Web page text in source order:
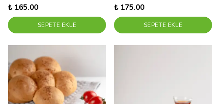
₺ 165.00
SEPETE EKLE
₺ 175.00
SEPETE EKLE